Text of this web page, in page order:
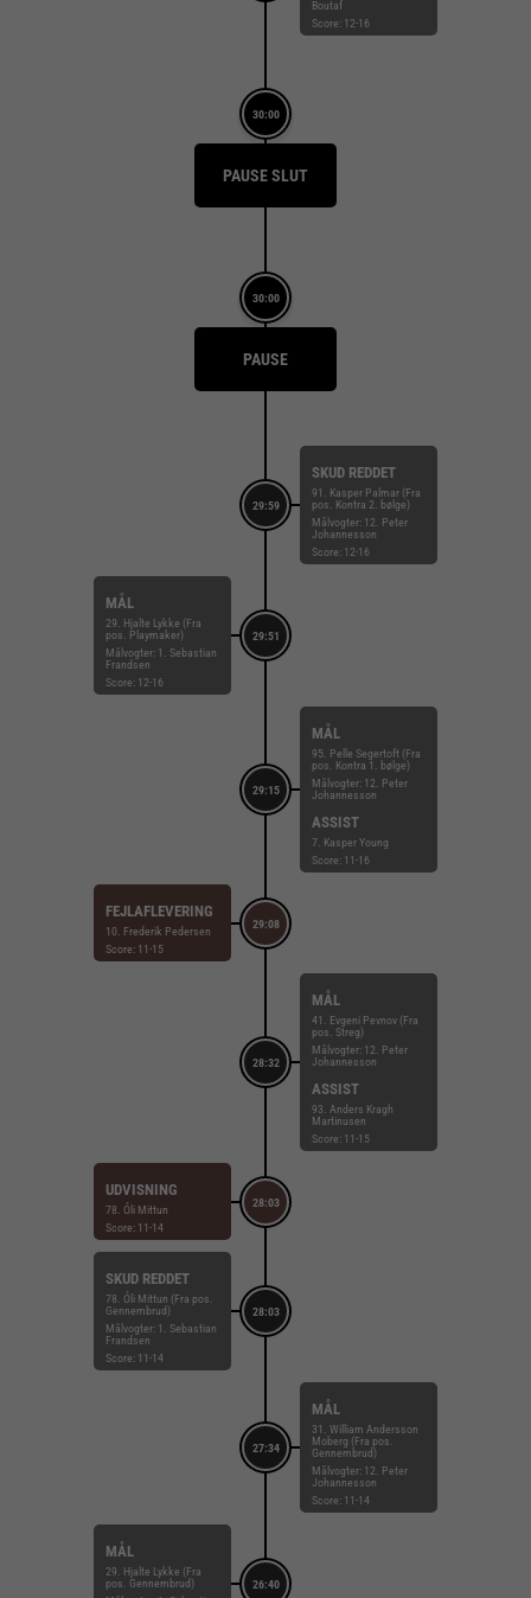
Boutaf
Score: 12-16
30:00
PAUSE SLUT
30:00
PAUSE
29:59
SKUD REDDET
91. Kasper Palmar (Fra
pos. Kontra 2. bølge)
Målvogter: 12. Peter
Johannesson
Score: 12-16
29:51
MÅL
29. Hjalte Lykke (Fra
pos. Playmaker)
Målvogter: 1. Sebastian
Frandsen
Score: 12-16
29:15
MÅL
95. Pelle Segertoft (Fra
pos. Kontra 1. bølge)
Målvogter: 12. Peter
Johannesson
ASSIST
7. Kasper Young
Score: 11-16
29:08
FEJLAFLEVERING
10. Frederik Pedersen
Score: 11-15
28:32
MÅL
41. Evgeni Pevnov (Fra
pos. Streg)
Målvogter: 12. Peter
Johannesson
ASSIST
93. Anders Kragh
Martinusen
Score: 11-15
28:03
UDVISNING
78. Óli Mittun
Score: 11-14
28:03
SKUD REDDET
78. Óli Mittun (Fra pos.
Gennembrud)
Målvogter: 1. Sebastian
Frandsen
Score: 11-14
27:34
MÅL
31. William Andersson
Moberg (Fra pos.
Gennembrud)
Målvogter: 12. Peter
Johannesson
Score: 11-14
26:40
MÅL
29. Hjalte Lykke (Fra
pos. Gennembrud)